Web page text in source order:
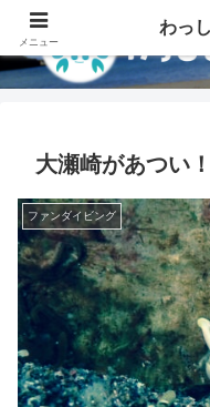
大瀬崎があつい！
ファンダイビング
メニュー
わっ